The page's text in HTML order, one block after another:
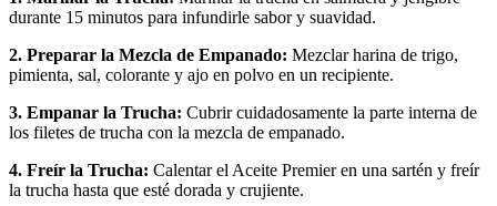
durante 15 minutos para infundirle sabor y suavidad.
2. Preparar la Mezcla de Empanado: Mezclar harina de trigo,
pimienta, sal, colorante y ajo en polvo en un recipiente.
3. Empanar la Trucha: Cubrir cuidadosamente la parte interna de
los filetes de trucha con la mezcla de empanado.
4. Freír la Trucha: Calentar el Aceite Premier en una sartén y freír
la trucha hasta que esté dorada y crujiente.